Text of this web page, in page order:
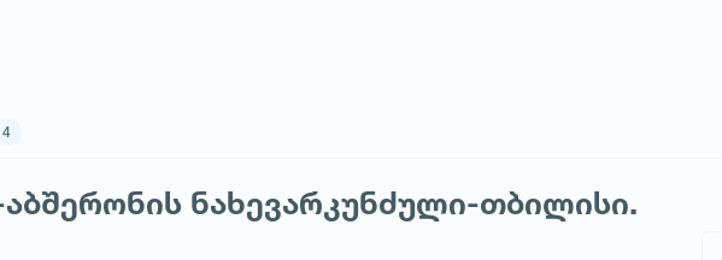
ნახევარკუნძული-თბილისი.